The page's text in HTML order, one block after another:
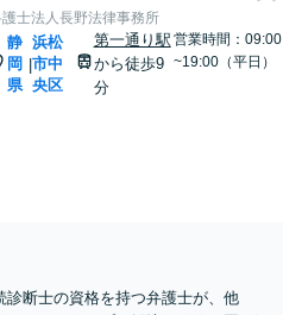
士法人長野法律事務所
静
岡
県
|
浜松
市中
央区
第一通り駅
から徒歩9
分
営業時間：09:00
~19:00（平日）
診断士の資格を持つ弁護士が、他